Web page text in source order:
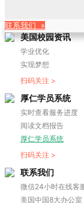
联系我们 »
美国校园资讯
学业优化
实现梦想
扫码关注 >
厚仁学员系统
实时查看服务进度
阅读文档报告
厚仁学员系统
扫码关注 >
联系我们
微信24小时在线客
美国中国8大办公室